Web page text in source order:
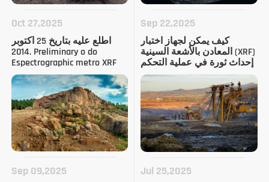
Oct 27,2025
اطلع عليه بتاريخ 25 أكتوبر
2014. Preliminary o do
Espectrographic metro XRF
Portمدن til na Mineraolo: Um
Anulation lise para o Setor
Sep 22,2025
كيف يمكن لجهاز اختبار
المعادن بالأشعة السينية (XRF)
إحداث ثورة في عملية التحكم
في الجودة الخاصة بك
Sep 09,2025 Jul 25,2025